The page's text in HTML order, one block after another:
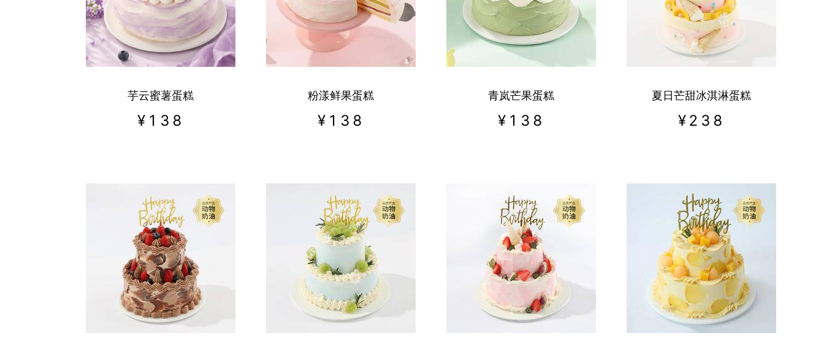
热门城市
深圳市 广州市
芋云蜜薯蛋糕
¥ 138
粉漾鲜果蛋糕
¥ 138
青岚芒果蛋糕
¥ 138
夏日芒甜冰淇淋蛋糕
¥ 238